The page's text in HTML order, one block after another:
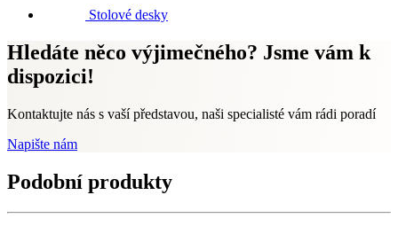
Stolové desky
Hledáte něco výjimečného? Jsme vám k
dispozici!
Kontaktujte nás s vaší představou, naši specialisté vám rádi poradí
Napište nám
Podobní produkty